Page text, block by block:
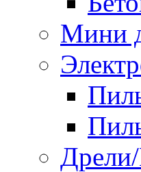
Мини